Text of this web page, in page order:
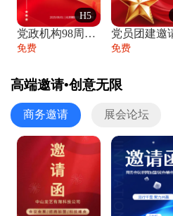
H5
党政机构98周年八一建军节庆祝晚会活动邀
免费 免费
高端邀请•创意无限
商务邀请 展会论坛